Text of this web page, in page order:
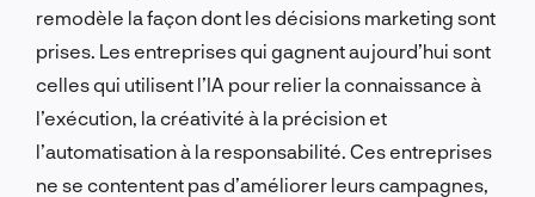
remodèle la façon dont les décisions marketing sont
prises. Les entreprises qui gagnent aujourd’hui sont
celles qui utilisent l’IA pour relier la connaissance à
l’exécution, la créativité à la précision et
l’automatisation à la responsabilité. Ces entreprises
ne se contentent pas d’améliorer leurs campagnes,